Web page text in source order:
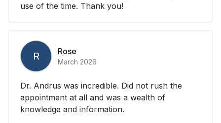
use of the time. Thank you!
R Rose
March 2026
Dr. Andrus was incredible. Did not rush the
appointment at all and was a wealth of
knowledge and information.